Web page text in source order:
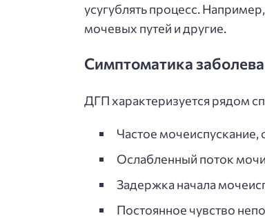
усугублять процесс.
мочевых путей и другие.
Симптоматика
ДГП характеризуется рядом
Частое
Ослабленный поток
Задержка начала
Постоянное чувство